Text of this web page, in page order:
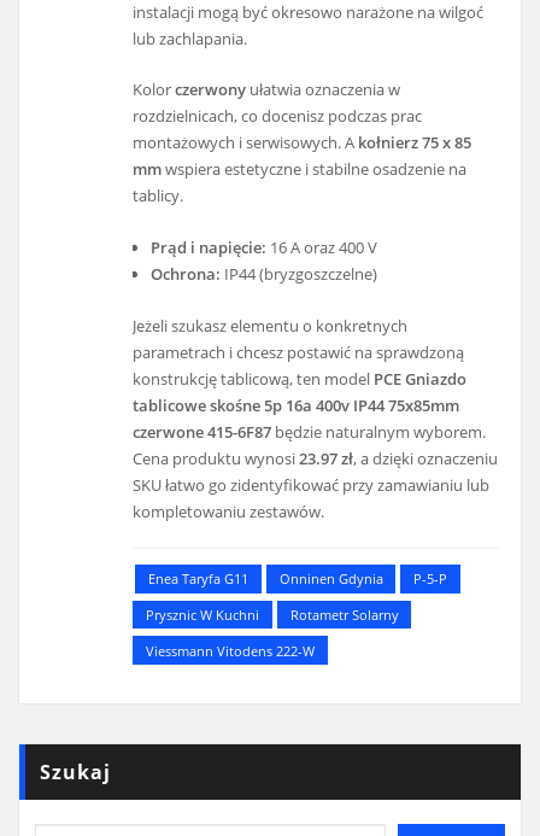
instalacji mogą być okresowo narażone na wilgoć
lub zachlapania.
Kolorczerwony ułatwia oznaczenia w
rozdzielnicach, co docenisz podczas prac
montażowych i serwisowych. A kołnierz 75 x 85
mmwspiera estetyczne i stabilne osadzenie na
tablicy.
Prąd i napięcie: 16 A oraz 400 V
Ochrona: IP44 (bryzgoszczelne)
Jeżeli szukasz elementu o konkretnych
parametrach i chcesz postawić na sprawdzoną
konstrukcję tablicową, ten model PCE Gniazdo
tablicowe skośne 5p 16a 400v IP44 75x85mm
czerwone 415-6F87 będzie naturalnym wyborem.
Cena produktu wynosi 23.97 zł, a dzięki oznaczeniu
SKU łatwo go zidentyfikować przy zamawianiu lub
kompletowaniu zestawów.
Enea Taryfa G11 Onninen Gdynia
P-5-P
Prysznic W Kuchni
Rotametr Solarny
Viessmann Vitodens 222-W
Szukaj